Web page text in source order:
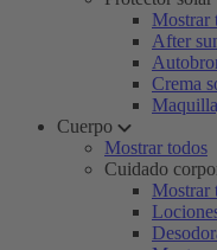
Mostrar
After
Crema
Cuerpo
Mostrar todos
Cuidado
Mostrar